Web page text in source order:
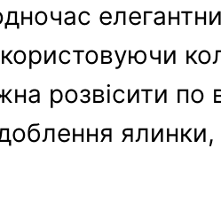
розвісити по